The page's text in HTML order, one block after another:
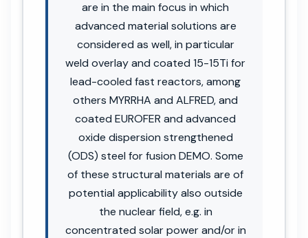
are in the main focus in which
advanced material solutions are
considered as well, in particular
weld overlay and coated 15-15Ti for
lead-cooled fast reactors, among
others MYRRHA and ALFRED, and
coated EUROFER and advanced
oxide dispersion strengthened
(ODS) steel for fusion DEMO. Some
of these structural materials are of
potential applicability also outside
the nuclear field, e.g. in
concentrated solar power and/or in